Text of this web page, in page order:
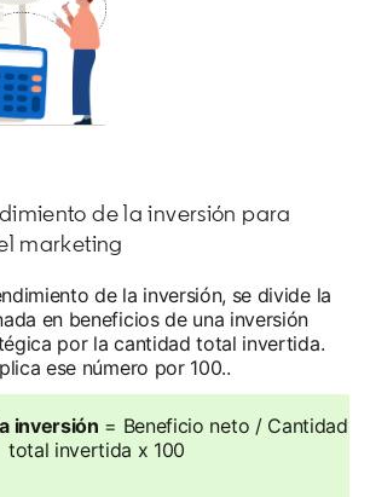
de la inversión para
marketing
de la inversión, se divide la
en beneficios de una inversión
por la cantidad total invertida.
ese número por 100..
inversión = Beneficio neto / Cantidad
total invertida x 100